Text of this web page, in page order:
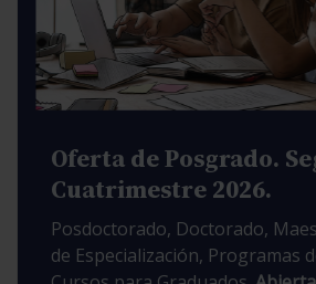
Oferta de Posgrado.
Cuatrimestre 2026.
Posdoctorado, Doctorado,
de Especialización, Programas